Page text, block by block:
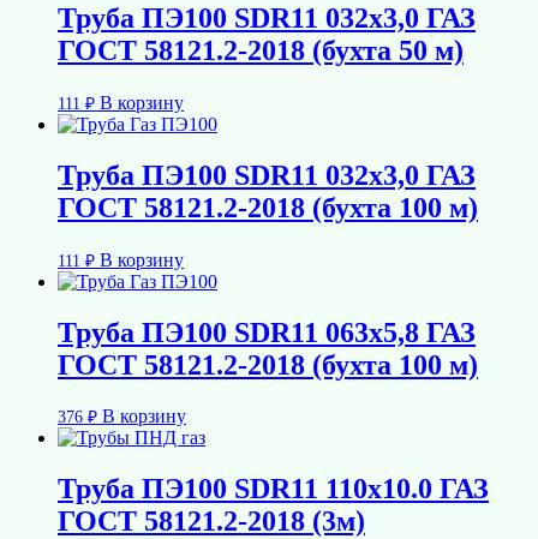
Труба ПЭ100 SDR11 032х3,0 ГАЗ
ГОСТ 58121.2-2018 (бухта 50 м)
111 ₽ В корзину
Труба ПЭ100 SDR11 032х3,0 ГАЗ
ГОСТ 58121.2-2018 (бухта 100 м)
111 ₽ В корзину
Труба ПЭ100 SDR11 063х5,8 ГАЗ
ГОСТ 58121.2-2018 (бухта 100 м)
376 ₽ В корзину
Труба ПЭ100 SDR11 110х10.0 ГАЗ
ГОСТ 58121.2-2018 (3м)